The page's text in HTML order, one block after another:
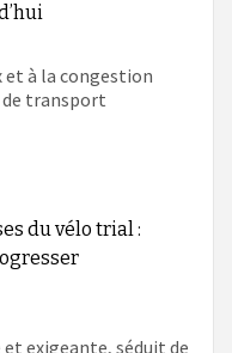
et à la congestion
transport
du vélo trial :
exigeante, séduit de